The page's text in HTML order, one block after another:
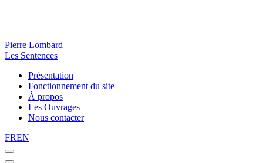
Pierre Lombard
Les Sentences
Présentation
Fonctionnement du site
À propos
Les Ouvrages
Nous contacter
FREN